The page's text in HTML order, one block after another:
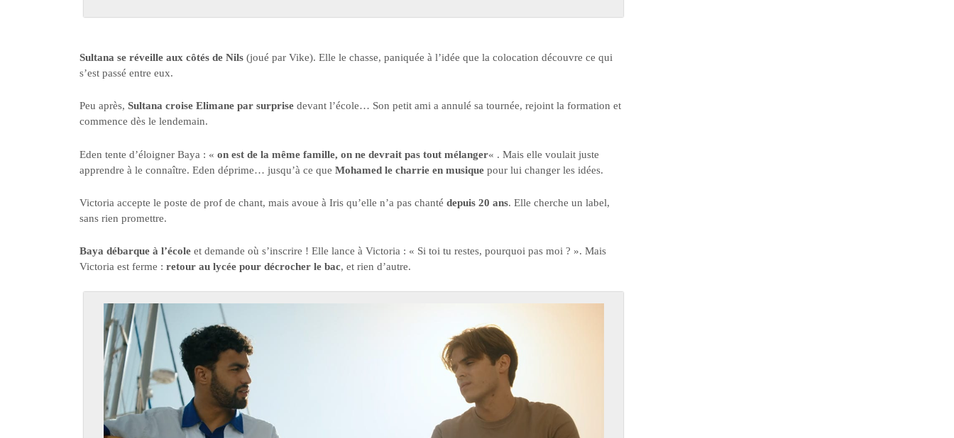
Sultana se réveille aux côtés de Nils (joué par Vike). Elle le chasse, paniquée à l’idée que la colocation découvre ce qui
s’est passé entre eux.
Peu après, Sultana croise Elimane par surprise devant l’école… Son petit ami a annulé sa tournée, rejoint la formation et
commence dès le lendemain.
Eden tente d’éloigner Baya : « on est de la même famille, on ne devrait pas tout mélanger« . Mais elle voulait juste
apprendre à le connaître. Eden déprime… jusqu’à ce que Mohamed le charrie en musique pour lui changer les idées.
Victoria accepte le poste de prof de chant, mais avoue à Iris qu’elle n’a pas chanté depuis 20 ans. Elle cherche un label,
sans rien promettre.
Baya débarque à l’école et demande où s’inscrire ! Elle lance à Victoria : « Si toi tu restes, pourquoi pas moi ? ». Mais
Victoria est ferme : retour au lycée pour décrocher le bac, et rien d’autre.